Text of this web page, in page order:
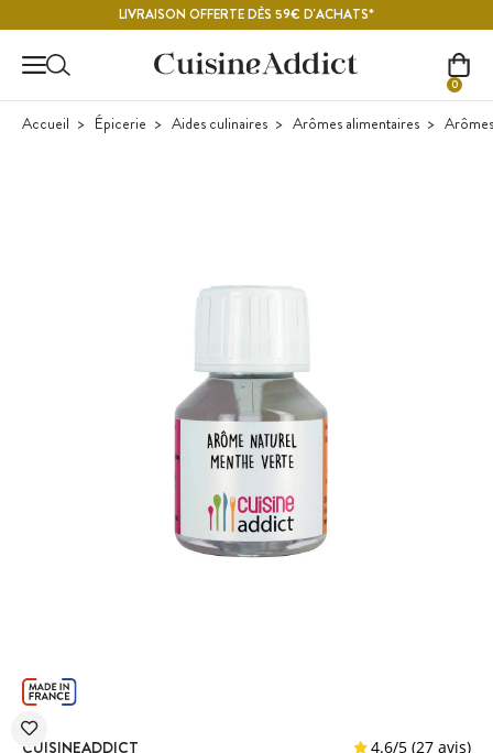
LIVRAISON OFFERTE DÈS 59€ D'ACHATS*
0
Accueil Épicerie Aides culinaires Arômes alimentaires
CUISINEADDICT